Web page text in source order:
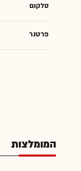
סלקום
פרטנר
המומלצות